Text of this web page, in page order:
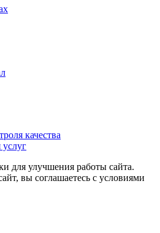
качества
услуг
для улучшения работы сайта.
вы соглашаетесь с условиями